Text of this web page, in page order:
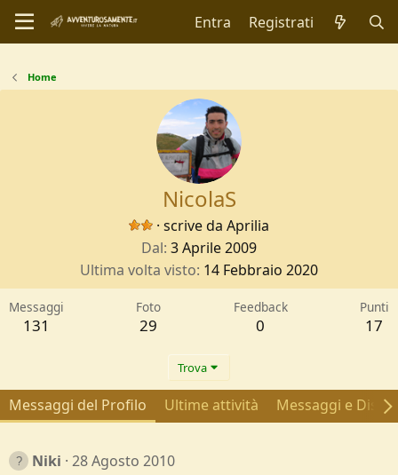
Entra Registrati
Home
NicolaS
· scrive da Aprilia
Dal 3 Aprile 2009
Ultima volta visto 14 Febbraio 2020
Messaggi
131
Foto
29
Feedback
0
Punti
17
Trova
Messaggi del Profilo Ultime attività Messaggi e
Niki
28 Agosto 2010